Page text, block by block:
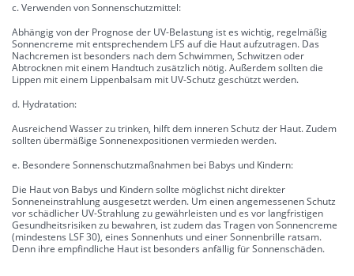
c. Verwenden von Sonnenschutzmittel:
Abhängig von der Prognose der UV-Belastung ist es wichtig, regelmäßig
Sonnencreme mit entsprechendem LFS auf die Haut aufzutragen. Das
Nachcremen ist besonders nach dem Schwimmen, Schwitzen oder
Abtrocknen mit einem Handtuch zusätzlich nötig. Außerdem sollten die
Lippen mit einem Lippenbalsam mit UV-Schutz geschützt werden.
d. Hydratation:
Ausreichend Wasser zu trinken, hilft dem inneren Schutz der Haut. Zudem
sollten übermäßige Sonnenexpositionen vermieden werden.
e. Besondere Sonnenschutzmaßnahmen bei Babys und Kindern:
Die Haut von Babys und Kindern sollte möglichst nicht direkter
Sonneneinstrahlung ausgesetzt werden. Um einen angemessenen Schutz
vor schädlicher UV-Strahlung zu gewährleisten und es vor langfristigen
Gesundheitsrisiken zu bewahren, ist zudem das Tragen von Sonnencreme
(mindestens LSF 30), eines Sonnenhuts und einer Sonnenbrille ratsam.
Denn ihre empfindliche Haut ist besonders anfällig für Sonnenschäden.